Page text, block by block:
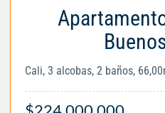
Cali, 3 alcobas, 2 baños,